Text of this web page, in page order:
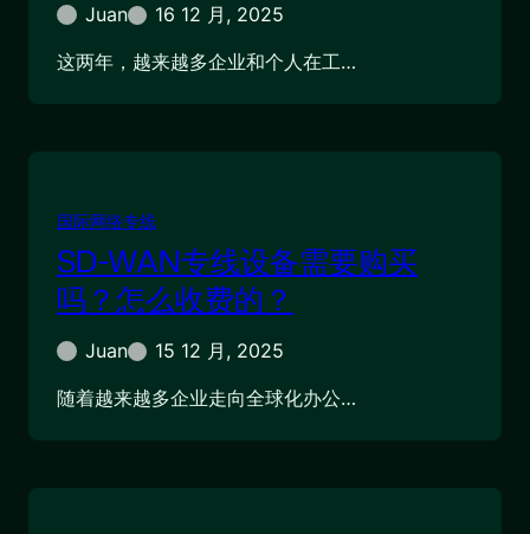
Juan
16 12 月, 2025
这两年，越来越多企业和个人在工…
国际网络专线
SD-WAN专线设备需要购买
吗？怎么收费的？
Juan
15 12 月, 2025
随着越来越多企业走向全球化办公…